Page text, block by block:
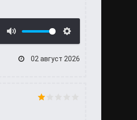
02 август 2026